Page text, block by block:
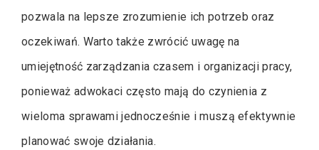
pozwala na lepsze zrozumienie ich potrzeb oraz
oczekiwań. Warto także zwrócić uwagę na
umiejętność zarządzania czasem i organizacji pracy,
ponieważ adwokaci często mają do czynienia z
wieloma sprawami jednocześnie i muszą efektywnie
planować swoje działania.